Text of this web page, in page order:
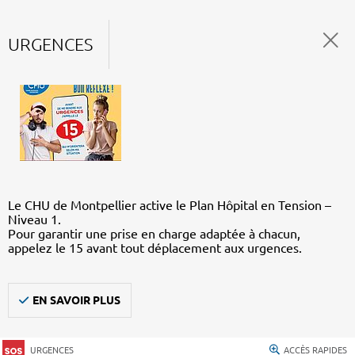
URGENCES
Le CHU de Montpellier active le Plan Hôpital en Tension –
Niveau 1.
Pour garantir une prise en charge adaptée à chacun,
appelez le 15 avant tout déplacement aux urgences.
EN SAVOIR PLUS
URGENCES ACCÈS RAPIDES